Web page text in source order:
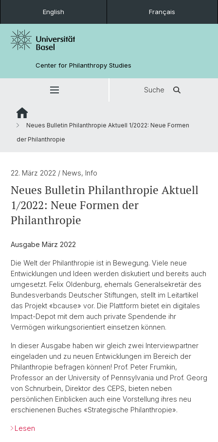
English Français
Center for Philanthropy Studies
Suche
Neues Bulletin Philanthropie Aktuell 1/2022: Neue Formen
der Philanthropie
22. März 2022 / News, Info
Neues Bulletin Philanthropie Aktuell
1/2022: Neue Formen der
Philanthropie
Ausgabe März 2022
Die Welt der Philanthropie ist in Bewegung. Viele neue
Entwicklungen und Ideen werden diskutiert und bereits auch
umgesetzt. Felix Oldenburg, ehemals Generalsekretär des
Bundesverbands Deutscher Stiftungen, stellt im Leitartikel
das Projekt «bcause» vor. Die Plattform bietet ein digitales
Impact-Depot mit dem auch private Spendende ihr
Vermögen wirkungsorientiert einsetzen können.
In dieser Ausgabe haben wir gleich zwei Interviewpartner
eingeladen und zu neuen Entwicklungen im Bereich der
Philanthropie befragen können! Prof. Peter Frumkin,
Professor an der University of Pennsylvania und Prof. Georg
von Schnurbein, Direktor des CEPS, bieten neben
persönlichen Einblicken auch eine Vorstellung ihres neu
erschienenen Buches «Strategische Philanthropie».
Lesen